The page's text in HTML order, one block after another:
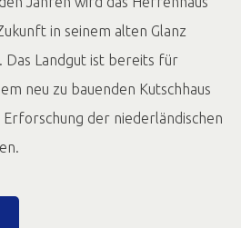
in seinem alten Glanz
Das Landgut ist bereits für
neu zu bauenden Kutschhaus
der niederländischen